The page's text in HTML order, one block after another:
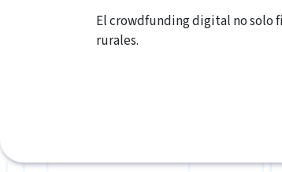
El crowdfunding digital no solo
rurales.